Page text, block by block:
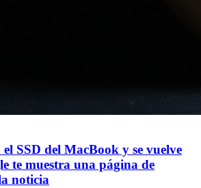
SSD del MacBook y se vuelve
te muestra una página de
noticia